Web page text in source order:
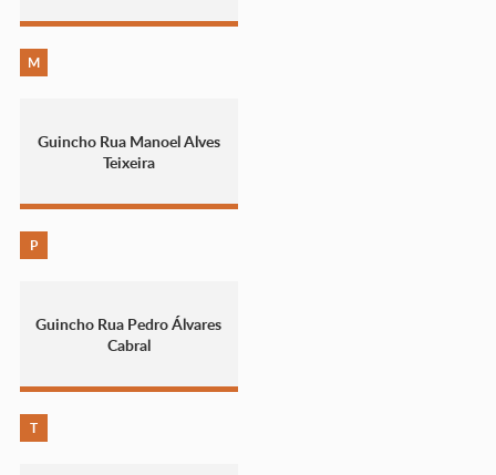
M
Guincho Rua Manoel Alves
Teixeira
P
Guincho Rua Pedro Álvares
Cabral
T